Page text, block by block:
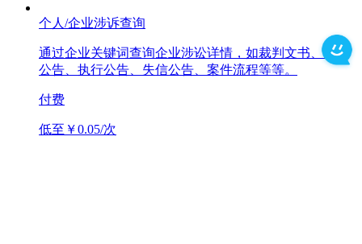
个人/企业涉诉查询
通过企业关键词查询企业涉讼详情，如裁判文书、开庭
公告、执行公告、失信公告、案件流程等等。
付费
低至￥0.05/次